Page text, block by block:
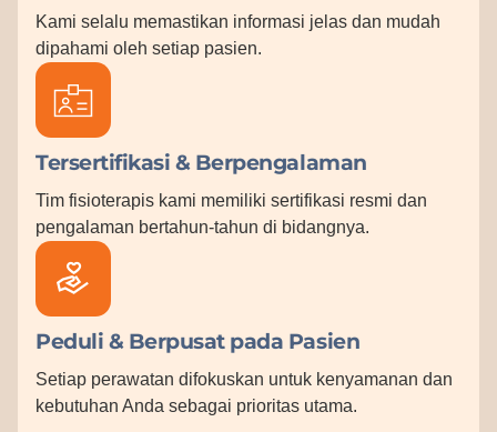
Kami selalu memastikan informasi jelas dan mudah
dipahami oleh setiap pasien.
Tersertifikasi & Berpengalaman
Tim fisioterapis kami memiliki sertifikasi resmi dan
pengalaman bertahun-tahun di bidangnya.
Peduli & Berpusat pada Pasien
Setiap perawatan difokuskan untuk kenyamanan dan
kebutuhan Anda sebagai prioritas utama.